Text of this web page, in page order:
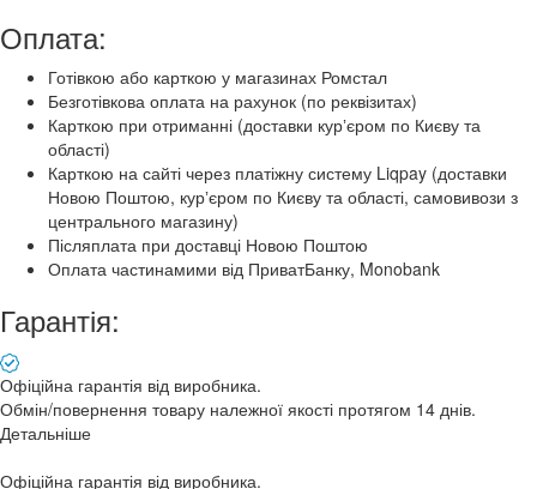
Оплата:
Готівкою або карткою у магазинах Ромстал
Безготівкова оплата на рахунок (по реквізитах)
Карткою при отриманні (доставки курʼєром по Києву та
області)
Карткою на сайті через платіжну систему Liqpay (доставки
Новою Поштою, курʼєром по Києву та області, самовивози з
центрального магазину)
Післяплата при доставці Новою Поштою
Оплата частинамими від ПриватБанку, Monobank
Гарантія:
Офіційна гарантія від виробника.
Обмін/повернення товару належної якості протягом 14 днів.
Детальніше
Офіційна гарантія від виробника.